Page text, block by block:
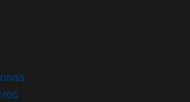
ventana)
(abre en nueva ventana)
(abre en nueva ventana)